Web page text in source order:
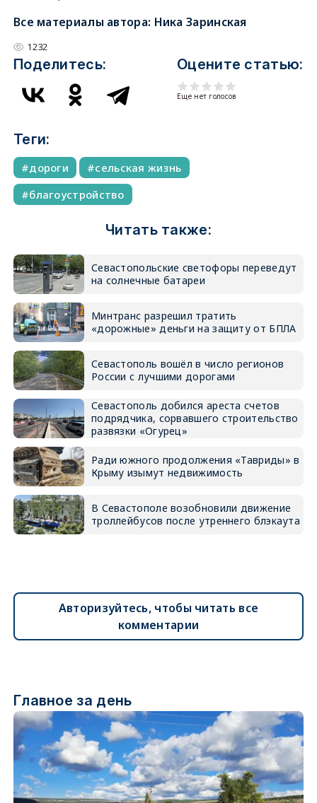
Все материалы автора: Ника Заринская
1232
Поделитесь: Оцените статью:
Еще нет голосов
Теги:
дороги
сельская жизнь
благоустройство
Читать также:
Севастопольские светофоры переведут
на солнечные батареи
Минтранс разрешил тратить
«дорожные» деньги на защиту от БПЛА
Севастополь вошёл в число регионов
России с лучшими дорогами
Севастополь добился ареста счетов
подрядчика, сорвавшего строительство
развязки «Огурец»
Ради южного продолжения «Тавриды» в
Крыму изымут недвижимость
В Севастополе возобновили движение
троллейбусов после утреннего блэкаута
Авторизуйтесь, чтобы читать все
комментарии
Главное за день